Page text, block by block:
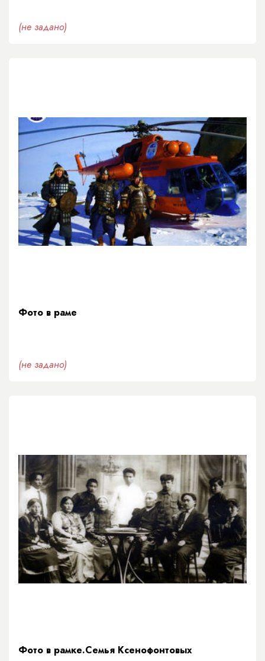
(не задано)
Фото в раме
(не задано)
Фото в рамке.Семья Ксенофонтовых